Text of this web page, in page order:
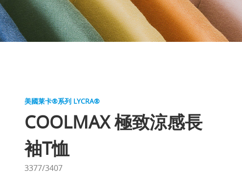
美國莱卡®系列 LYCRA®
COOLMAX 極致涼感長
袖T恤
3377/3407